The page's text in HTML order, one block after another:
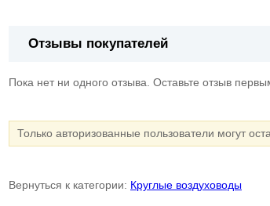
Отзывы покупателей
Пока нет ни одного отзыва. Оставьте отзыв
Только авторизованные пользователи могут
Вернуться к категории: Круглые воздуховоды